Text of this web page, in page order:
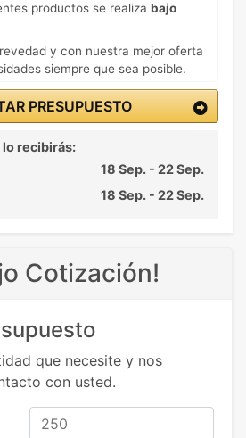
productos se realiza bajo
y con nuestra mejor oferta
siempre que sea posible.
PRESUPUESTO
recibirás:
18 Sep. - 22 Sep.
18 Sep. - 22 Sep.
Cotización!
que necesite y nos
con usted.